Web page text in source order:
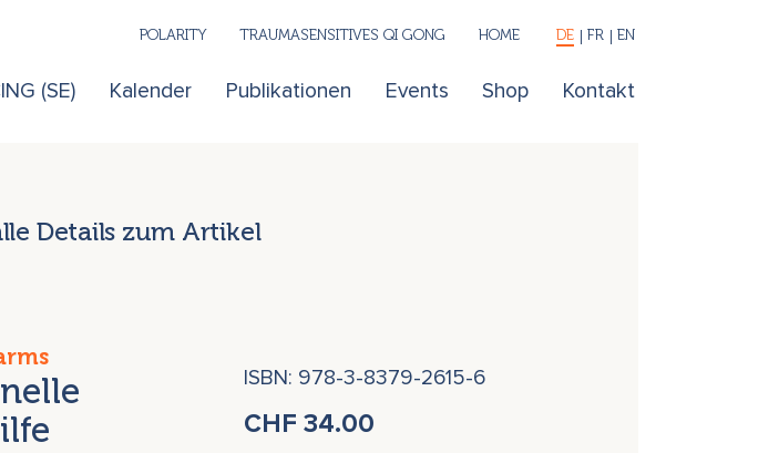
(SE) Kalender Publikationen Events Shop Kontakt
POLARITY TRAUMASENSITIVES QI GONG HOME DE FR EN
Details zum Artikel
ISBN: 978-3-8379-2615-6
CHF 34.00